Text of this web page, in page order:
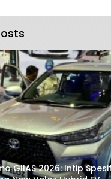
GIIAS 2026: Intip